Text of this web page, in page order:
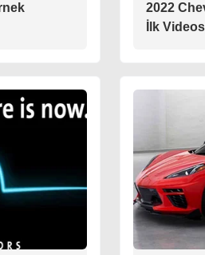
2022
İlk